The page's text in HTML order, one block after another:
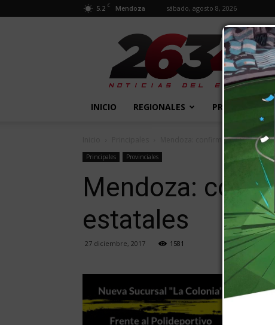
5.2 C Mendoza sábado, agosto 8, 2026
2634
Diario
INICIO REGIONALES PROVINCIALES
Mendoza: confirmaron la fecha
Principales Provinciales
Mendoza:
estatales
27 diciembre, 2017 1581